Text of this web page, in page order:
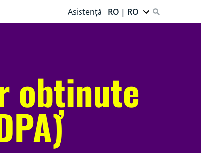
Asistență RO | RO
obținute